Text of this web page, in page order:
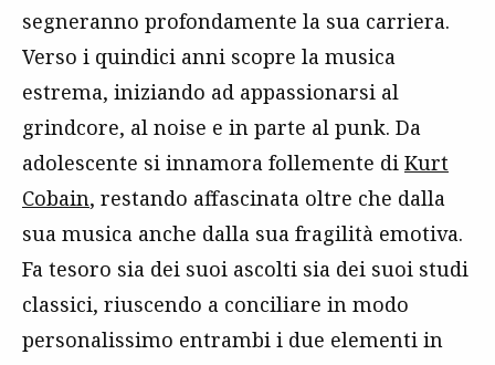
segneranno profondamente la sua carriera.
Verso i quindici anni scopre la musica
estrema, iniziando ad appassionarsi al
grindcore, al noise e in parte al punk. Da
adolescente si innamora follemente di Kurt
Cobain, restando affascinata oltre che dalla
sua musica anche dalla sua fragilità emotiva.
Fa tesoro sia dei suoi ascolti sia dei suoi studi
classici, riuscendo a conciliare in modo
personalissimo entrambi i due elementi in